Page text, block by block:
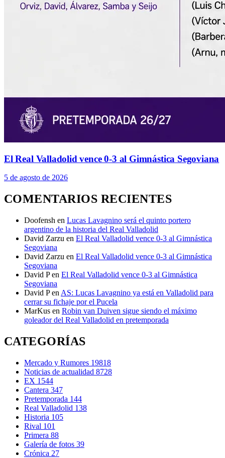
El Real Valladolid vence 0-3 al Gimnástica Segoviana
5 de agosto de 2026
COMENTARIOS RECIENTES
Doofensh en Lucas Lavagnino será el quinto portero
argentino de la historia del Real Valladolid
David Zarzu en El Real Valladolid vence 0-3 al Gimnástica
Segoviana
David Zarzu en El Real Valladolid vence 0-3 al Gimnástica
Segoviana
David P en El Real Valladolid vence 0-3 al Gimnástica
Segoviana
David P en AS: Lucas Lavagnino ya está en Valladolid para
cerrar su fichaje por el Pucela
MarKus en Robin van Duiven sigue siendo el máximo
goleador del Real Valladolid en pretemporada
CATEGORÍAS
Mercado y Rumores 19818
Noticias de actualidad 8728
EX 1544
Cantera 347
Pretemporada 144
Real Valladolid 138
Historia 105
Rival 101
Primera 88
Galería de fotos 39
Crónica 27